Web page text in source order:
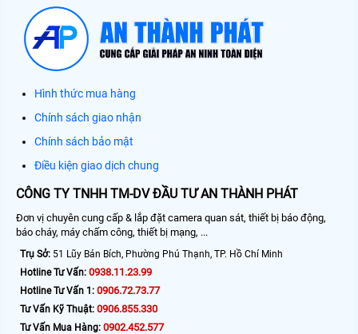
Hình thức mua hàng
Chính sách giao nhận
Chính sách bảo mật
Điều kiện giao dịch chung
CÔNG TY TNHH TM-DV ĐẦU TƯ AN THÀNH PHÁT
Đơn vị chuyên cung cấp & lắp đặt camera quan sát, thiết bị báo động,
báo cháy, máy chấm công, thiết bị mạng, ...
Trụ Sở: 51 Lũy Bán Bích, Phường Phú Thạnh, TP. Hồ Chí Minh
Hotline Tư Vấn: 0938.11.23.99
Hotline Tư Vấn 1: 0906.72.73.77
Tư Vấn Kỹ Thuật: 0906.855.330
Tư Vấn Mua Hàng: 0902.452.577